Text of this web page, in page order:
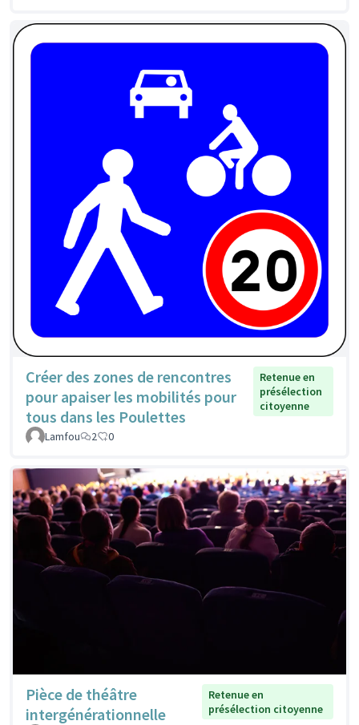
Créer des zones de rencontres
pour apaiser les mobilités pour
tous dans les Poulettes
Retenue en
présélection
citoyenne
Lamfou 2 0
Pièce de théâtre
intergénérationnelle
Retenue en
présélection citoyenne